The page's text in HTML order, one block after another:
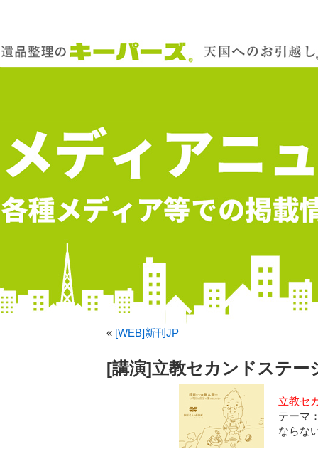
« [WEB]新刊JP
[講演]立教セカンドステー
立教セ
テーマ
ならな